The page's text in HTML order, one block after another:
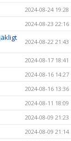
2024-08-24 19:28
2024-08-23 22:16
2024-08-22 21:43
2024-08-17 18:41
2024-08-16 14:27
2024-08-16 13:36
2024-08-11 18:09
2024-08-09 21:23
2024-08-09 21:14